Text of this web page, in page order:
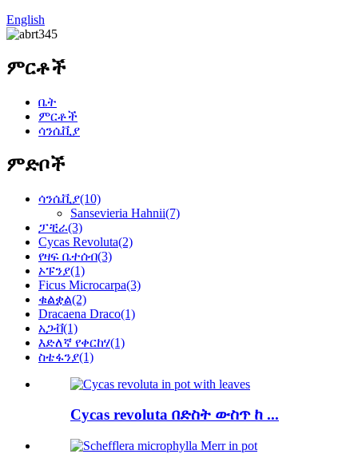
English
ምርቶች
ቤት
ምርቶች
ሳንሴቪያ
ምድቦች
ሳንሴቪያ(10)
Sansevieria Hahnii(7)
ፓቺራ(3)
Cycas Revoluta(2)
የዛፍ ቤተሰብ(3)
ኦፑንያ(1)
Ficus Microcarpa(3)
ቁልቋል(2)
Dracaena Draco(1)
አጋቭ(1)
እድለኛ የቀርከሃ(1)
ስቴፋንያ(1)
Cycas revoluta በድስት ውስጥ ከ ...